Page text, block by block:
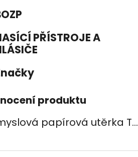
PŘÍSTROJE A
produktu
Průmyslová papírová utěrka TEMCA PROFIX Durex plus - 2ks
produktu je 5 z 5 hvězdiček.